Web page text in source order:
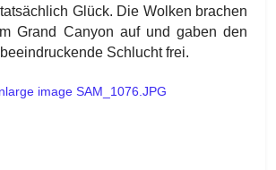
Glück. Die Wolken brachen
Grand Canyon auf und gaben den
Schlucht frei.